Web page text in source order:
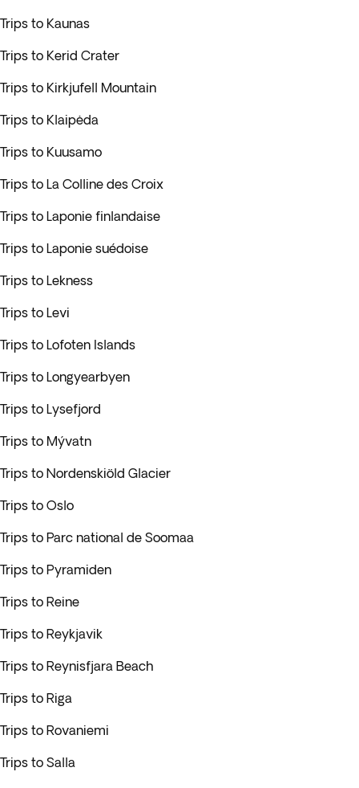
Trips to Kaunas
Trips to Kerid Crater
Trips to Kirkjufell Mountain
Trips to Klaipėda
Trips to Kuusamo
Trips to La Colline des Croix
Trips to Laponie finlandaise
Trips to Laponie suédoise
Trips to Lekness
Trips to Levi
Trips to Lofoten Islands
Trips to Longyearbyen
Trips to Lysefjord
Trips to Mývatn
Trips to Nordenskiöld Glacier
Trips to Oslo
Trips to Parc national de Soomaa
Trips to Pyramiden
Trips to Reine
Trips to Reykjavik
Trips to Reynisfjara Beach
Trips to Riga
Trips to Rovaniemi
Trips to Salla